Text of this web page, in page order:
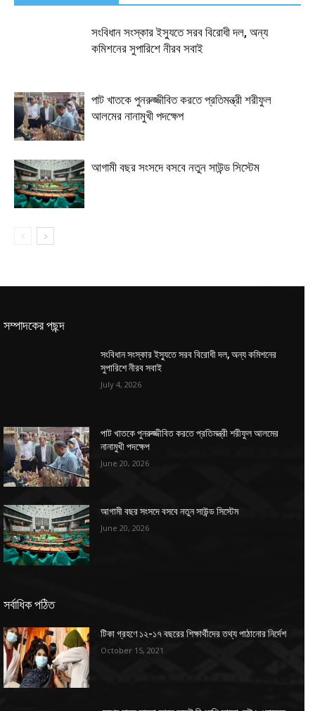
সংবিধান সংস্কার ইস্যুতে সরব বিরোধী দল, অন্য
কমিশনের সুপারিশে নীরব সবাই
পাট খাতকে পুনরুজ্জীবিত করতে প্রতিমন্ত্রী শরীফুল
আলমের নানামুখী পদক্ষেপ
আগামী বছর সংসদে বসবে নতুন সাউন্ড সিস্টেম
সম্পাদকের পছন্দ
সংবিধান সংস্কার ইস্যুতে সরব বিরোধী দল, অন্য কমিশনের
সুপারিশে নীরব সবাই
July 4, 2026
পাট খাতকে পুনরুজ্জীবিত করতে প্রতিমন্ত্রী শরীফুল আলমের
নানামুখী পদক্ষেপ
June 20, 2026
আগামী বছর সংসদে বসবে নতুন সাউন্ড সিস্টেম
June 20, 2026
সর্বাধিক পঠিত
টিকা গ্রহণে ১২-১৭ বছরের শিক্ষার্থীদের তথ্য পাঠানোর নির্দেশ
October 15, 2021